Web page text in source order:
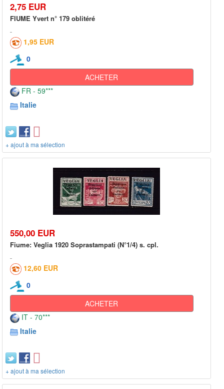
2,75 EUR
FIUME Yvert n° 179 oblitéré
1,95 EUR
0
ACHETER
FR - 59***
Italie
+ ajout à ma sélection
550,00 EUR
Fiume: Veglia 1920 Soprastampati (N°1/4) s. cpl.
12,60 EUR
0
ACHETER
IT - 70***
Italie
+ ajout à ma sélection